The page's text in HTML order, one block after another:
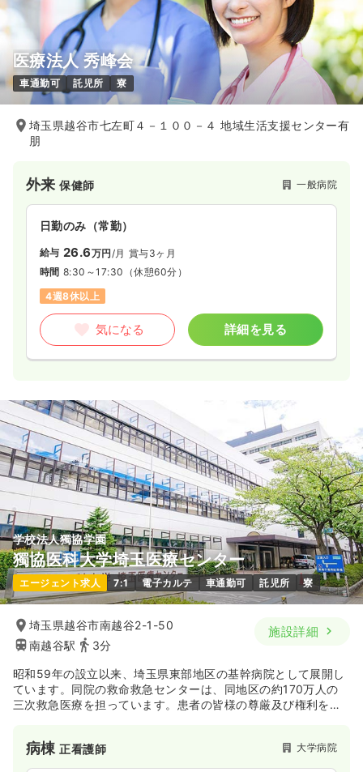
医療法人 秀峰会
車通勤可 託児所 寮
埼玉県越谷市七左町４－１００－４ 地域生活支援センター有
朋
外来保健師 一般病院
日勤のみ（常勤）
給与 26.6万円/月 賞与3ヶ月
時間 8:30～17:30 （休憩60分）
4週8休以上
気になる 詳細を見る
学校法人獨協学園
獨協医科大学埼玉医療センター
エージェント求人 7:1 電子カルテ 車通勤可 託児所 寮
埼玉県越谷市南越谷2-1-50
南越谷駅
3分
施設詳細
昭和59年の設立以来、埼玉県東部地区の基幹病院として展開し
ています。同院の救命救急センターは、同地区の約170万人の
三次救急医療を担っています。患者の皆様の尊厳及び権利を尊
り、看護の役割を遂行できる実践者を教育・育成しています。
病棟正看護師 大学病院